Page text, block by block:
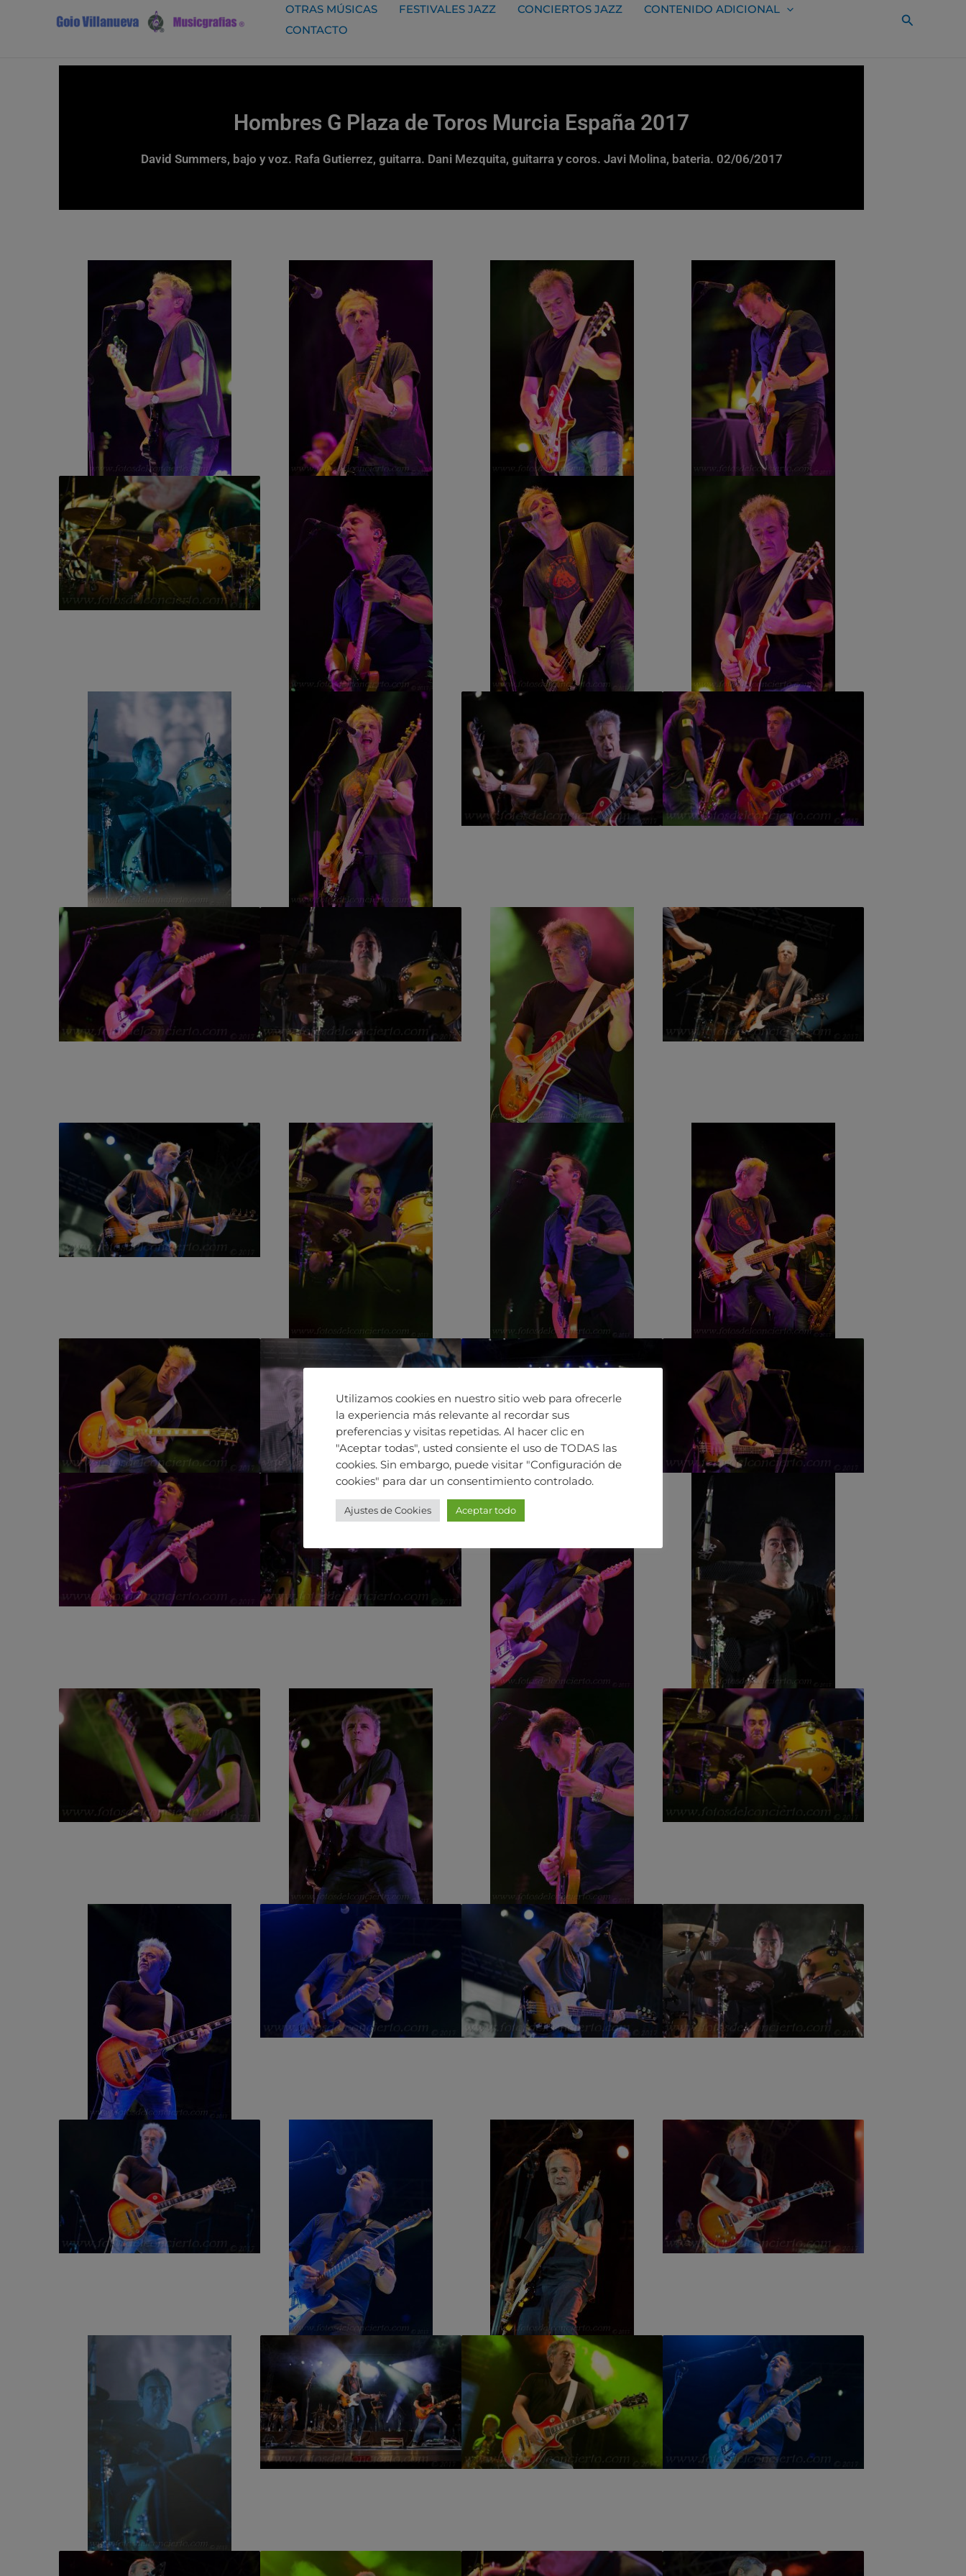
OTRAS MÚSICAS FESTIVALES JAZZ CONCIERTOS JAZZ
CONTENIDO ADICIONAL
CONTACTO
Buscar
Hombres G Plaza de Toros Murcia España 2017
David Summers, bajo y voz. Rafa Gutierrez, guitarra. Dani Mezquita, guitarra y coros. Javi Molina, bateria. 02/06/2017
Utilizamos cookies en nuestro sitio web para ofrecerle
la experiencia más relevante al recordar sus
preferencias y visitas repetidas. Al hacer clic en
"Aceptar todas", usted consiente el uso de TODAS las
cookies. Sin embargo, puede visitar "Configuración de
cookies" para dar un consentimiento controlado.
Ajustes de Cookies Aceptar todo